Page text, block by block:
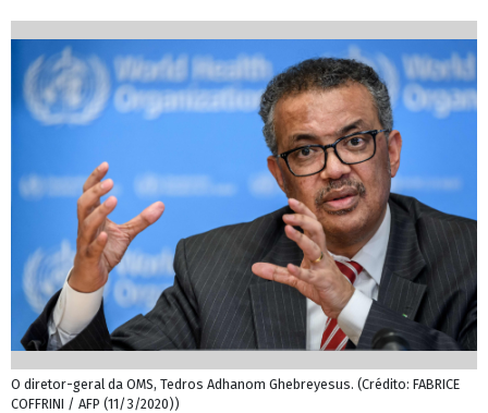
O diretor-geral da OMS, Tedros Adhanom Ghebreyesus. (Crédito: FABRICE
COFFRINI / AFP (11/3/2020))